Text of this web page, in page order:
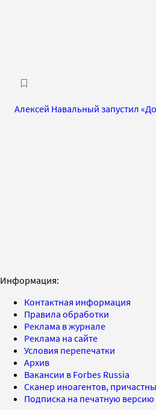
Алексей Навальный запустил
Информация:
Контактная информация
Правила обработки
Реклама в журнале
Реклама на сайте
Условия перепечатки
Архив
Вакансии в Forbes Russia
Сканер иноагентов,
Подписка на печатную